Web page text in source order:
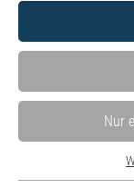
Ausbildung
Nur